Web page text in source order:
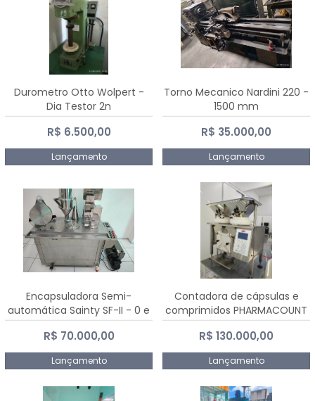
Durometro Otto Wolpert -
Dia Testor 2n
R$ 6.500,00
Lançamento
Torno Mecanico Nardini 220 -
1500 mm
R$ 35.000,00
Lançamento
Encapsuladora Semi-
automática Sainty SF-II - 0 e
00
R$ 70.000,00
Lançamento
Contadora de cápsulas e
comprimidos PHARMACOUNT
- 2-2R3
R$ 130.000,00
Lançamento